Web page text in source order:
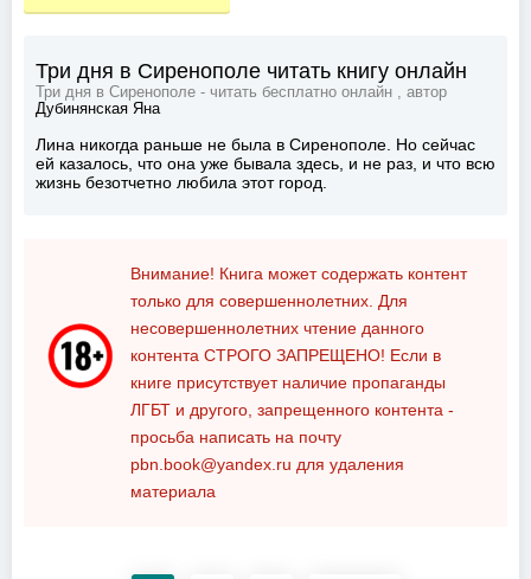
Три дня в Сиренополе читать книгу онлайн
Три дня в Сиренополе - читать бесплатно онлайн , автор
Дубинянская Яна
Лина никогда раньше не была в Сиренополе. Но сейчас
ей казалось, что она уже бывала здесь, и не раз, и что всю
жизнь безотчетно любила этот город.
Внимание! Книга может содержать контент
только для совершеннолетних. Для
несовершеннолетних чтение данного
контента СТРОГО ЗАПРЕЩЕНО! Если в
книге присутствует наличие пропаганды
ЛГБТ и другого, запрещенного контента -
просьба написать на почту
pbn.book@yandex.ru для удаления
материала